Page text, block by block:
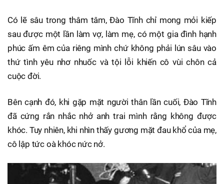
Có lẽ sâu trong thâm tâm, Đào Tĩnh chỉ mong mỏi kiếp
sau được một lần làm vợ, làm mẹ, có một gia đình hạnh
phúc ấm êm của riêng mình chứ không phải lún sâu vào
thứ tình yêu nhơ nhuốc và tội lỗi khiến cô vùi chôn cả
cuộc đời.
Bên cạnh đó, khi gặp mặt người thân lần cuối, Đào Tĩnh
đã cứng rắn nhắc nhở anh trai mình rằng không được
khóc. Tuy nhiên, khi nhìn thấy gương mặt đau khổ của mẹ,
cô lập tức oà khóc nức nở.